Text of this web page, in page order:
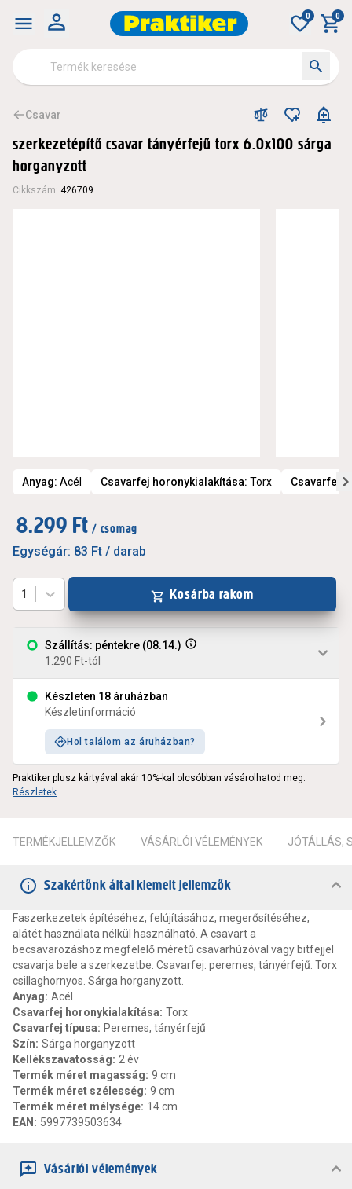
0 0
Csavar
szerkezetépítő csavar tányérfejű torx 6.0x100 sárga
horganyzott
Cikkszám: 426709
Anyag: Acél Csavarfej horonykialakítása: Torx Csavarfej
8.299 Ft / csomag
Egységár: 83 Ft / darab
Szállítás: péntekre (08.14.)
1.290 Ft-tól
Készleten 18 áruházban
Készletinformáció
Hol találom az áruházban?
1 Kosárba rakom
Praktiker plusz kártyával akár 10%-kal olcsóbban vásárolhatod meg.
Részletek
TERMÉKJELLEMZŐK VÁSÁRLÓI VÉLEMÉNYEK JÓTÁLLÁS,
Szakértőnk által kiemelt jellemzők
Faszerkezetek építéséhez, felújításához, megerősítéséhez,
alátét használata nélkül használható. A csavart a
becsavarozáshoz megfelelő méretű csavarhúzóval vagy bitfejjel
csavarja bele a szerkezetbe. Csavarfej: peremes, tányérfejű. Torx
csillaghornyos. Sárga horganyzott.
Anyag: Acél
Csavarfej horonykialakítása: Torx
Csavarfej típusa: Peremes, tányérfejű
Szín: Sárga horganyzott
Kellékszavatosság: 2 év
Termék méret magasság: 9 cm
Termék méret szélesség: 9 cm
Termék méret mélysége: 14 cm
EAN : 5997739503634
Vásárlói vélemények